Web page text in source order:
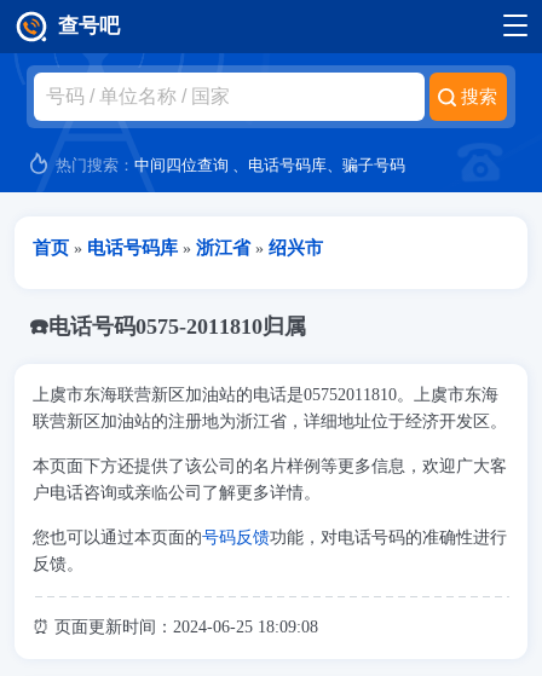
跳转到主要内容
查号吧
热门搜索：中间四位查询 、 电话号码库、骗子号码
当前位置
首页 » 电话号码库 » 浙江省 » 绍兴市
☎️电话号码0575-2011810归属
上虞市东海联营新区加油站的电话是05752011810。上虞市东海
联营新区加油站的注册地为浙江省，详细地址位于经济开发区。
本页面下方还提供了该公司的名片样例等更多信息，欢迎广大客
户电话咨询或亲临公司了解更多详情。
您也可以通过本页面的号码反馈功能，对电话号码的准确性进行
反馈。
⏰ 页面更新时间：2024-06-25 18:09:08